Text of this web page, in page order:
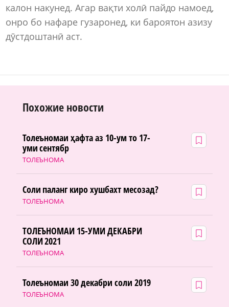
калон накунед. Агар вақти холӣ пайдо намоед,
онро бо нафаре гузаронед, ки бароятон азизу
дӯстдоштанӣ аст.
Похожие новости
ТОЛЕЪНОМА
Толеъномаи ҳафта аз 10-ум то 17-
уми сентябр
ТОЛЕЪНОМА
Соли паланг киро хушбахт месозад?
ТОЛЕЪНОМА
ТОЛЕЪНОМАИ 15-УМИ ДЕКАБРИ
СОЛИ 2021
ТОЛЕЪНОМА
Толеъномаи 30 декабри соли 2019